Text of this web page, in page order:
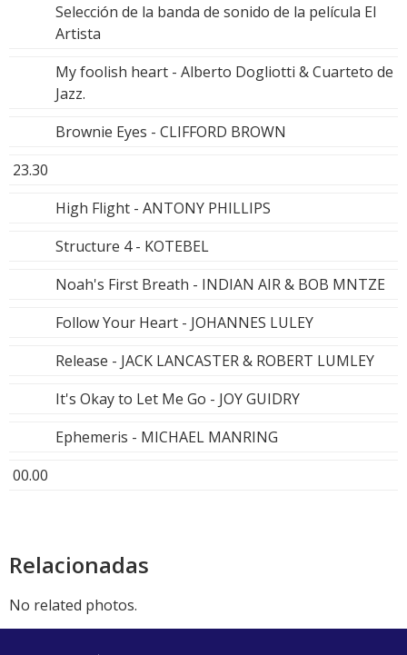
Selección de la banda de sonido de la película El
Artista
My foolish heart - Alberto Dogliotti & Cuarteto de
Jazz.
Brownie Eyes - CLIFFORD BROWN
23.30
High Flight - ANTONY PHILLIPS
Structure 4 - KOTEBEL
Noah's First Breath - INDIAN AIR & BOB MNTZE
Follow Your Heart - JOHANNES LULEY
Release - JACK LANCASTER & ROBERT LUMLEY
It's Okay to Let Me Go - JOY GUIDRY
Ephemeris - MICHAEL MANRING
00.00
Relacionadas
No related photos.